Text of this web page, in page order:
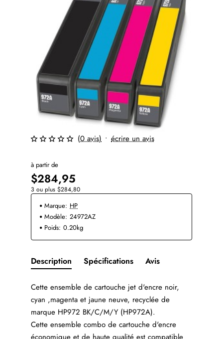
(0 avis) • écrire un avis
à partir de
$284,95
3 ou plus $284,80
Marque: HP
Modèle: 24972AZ
Poids: 0.20kg
Description Spécifications Avis
Cette ensemble de cartouche jet d'encre noir,
cyan ,magenta et jaune neuve, recyclée de
marque HP972 BK/C/M/Y (HP972A).
Cette ensemble combo de cartouche d'encre